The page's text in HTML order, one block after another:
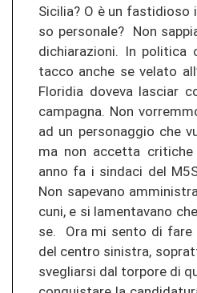
Si­ci­lia? O è un
so per­so­na­le? Non
di­chia­ra­zio­ni. In po­li­ti­ca
tac­co anche se ve­la­to
Flo­ri­dia do­ve­va la­s­ciar
cam­pag­na. Non
ad un per­so­nag­gio che
ma non ac­cet­ta criti­che
anno fa i sin­da­ci del
Non sa­pe­va­no
cu­ni, e si la­men­ta­va­no
se. Ora mi sento di fare
del cen­tro si­nis­tra,
sveg­liar­si dal tor­po­re di